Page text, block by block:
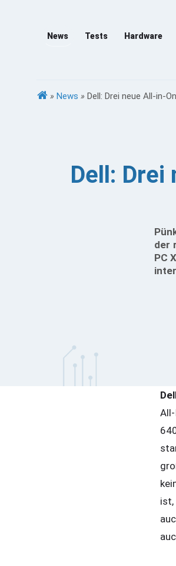
News Tests Hardware
» News » Dell: Drei neue All-in-
Dell: Drei
der
PC
ist,